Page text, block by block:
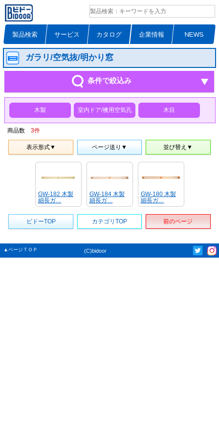
製品検索 サービス カタログ 企業情報 NEWS
ガラリ/空気抜/明かり窓
条件で絞込み
木製 室内ドア/襖用空気孔 木目
商品数 3件
表示形式▼ ページ送り▼ 並び替え▼
GW-182 木製
細長ガ…
GW-184 木製
細長ガ…
GW-180 木製
細長ガ…
ビドーTOP カテゴリTOP 前のページ
▲ページＴＯＰ (C)bidoor